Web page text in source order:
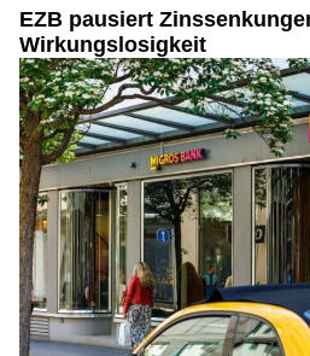
EZB pausiert
Wirkungslosigkeit